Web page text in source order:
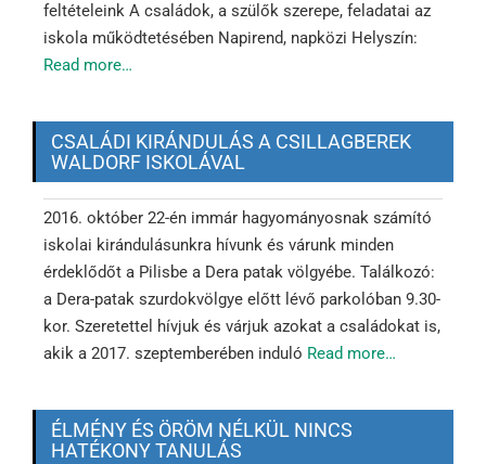
feltételeink A családok, a szülők szerepe, feladatai az
iskola működtetésében Napirend, napközi Helyszín:
Read more…
CSALÁDI KIRÁNDULÁS A CSILLAGBEREK
WALDORF ISKOLÁVAL
2016. október 22-én immár hagyományosnak számító
iskolai kirándulásunkra hívunk és várunk minden
érdeklődőt a Pilisbe a Dera patak völgyébe. Találkozó:
a Dera-patak szurdokvölgye előtt lévő parkolóban 9.30-
kor. Szeretettel hívjuk és várjuk azokat a családokat is,
akik a 2017. szeptemberében induló Read more…
ÉLMÉNY ÉS ÖRÖM NÉLKÜL NINCS
HATÉKONY TANULÁS